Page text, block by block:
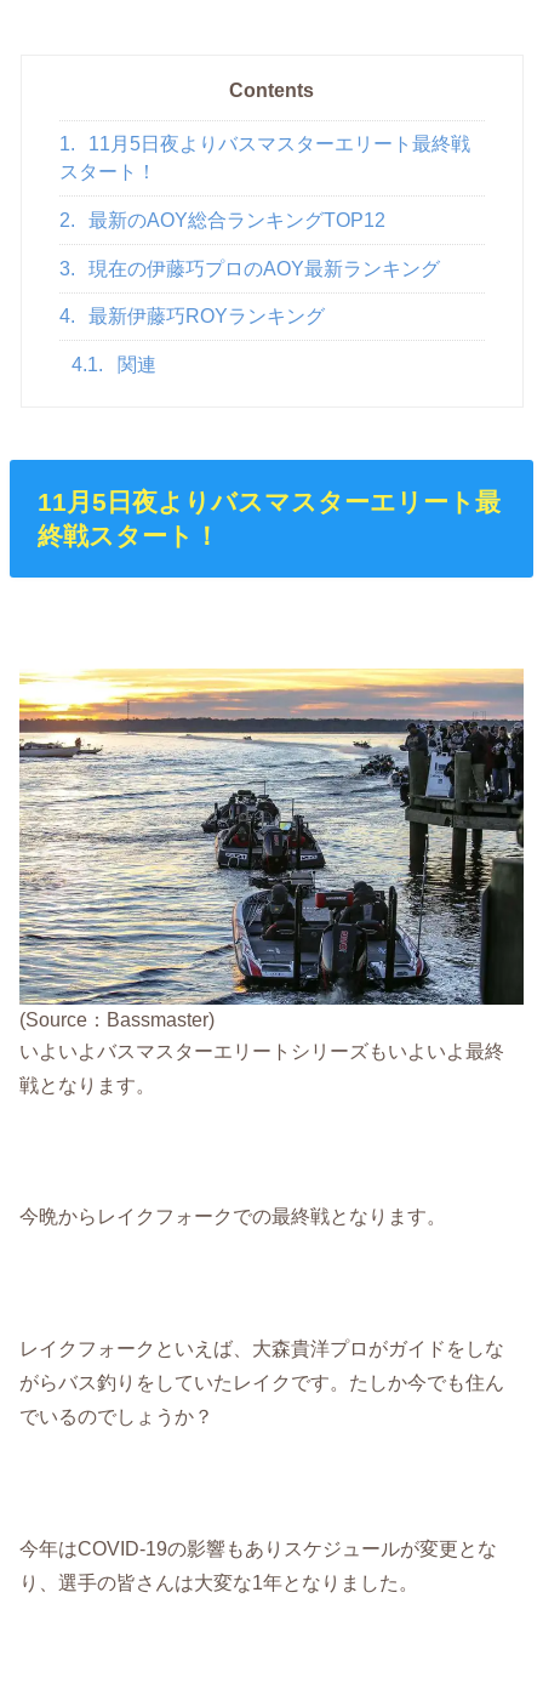
Contents
1.
11月5日夜よりバスマスターエリート最終戦
スタート！
2. 最新のAOY総合ランキングTOP12
3. 現在の伊藤巧プロのAOY最新ランキング
4. 最新伊藤巧ROYランキング
4.1. 関連
11月5日夜よりバスマスターエリート最
終戦スタート！
(Source：Bassmaster)
いよいよバスマスターエリートシリーズもいよいよ最終
戦となります。
今晩からレイクフォークでの最終戦となります。
レイクフォークといえば、大森貴洋プロがガイドをしな
がらバス釣りをしていたレイクです。たしか今でも住ん
でいるのでしょうか？
今年はCOVID-19の影響もありスケジュールが変更とな
り、選手の皆さんは大変な1年となりました。